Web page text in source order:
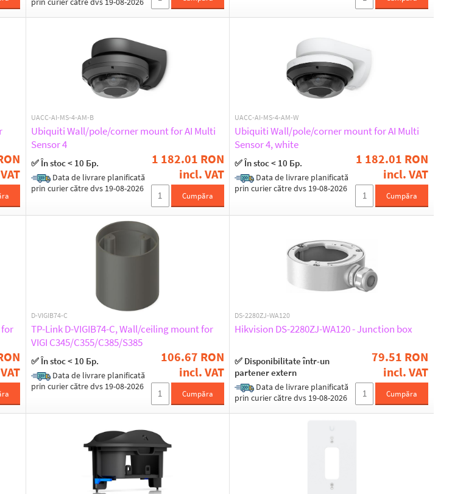
UACC-AI-MS-4-AM-B
Ubiquiti Wall/pole/corner mount for AI Multi
Sensor 4
✅ În stoc < 10 Бр.
Data de livrare planificată
prin curier către dvs 19-08-2026
1 182.01 RON
incl. VAT
Cumpăra
UACC-AI-MS-4-AM-W
Ubiquiti Wall/pole/corner mount for AI Multi
Sensor 4, white
✅ În stoc < 10 Бр.
Data de livrare planificată
prin curier către dvs 19-08-2026
1 182.01 RON
incl. VAT
Cumpăra
for
D-VIGIB74-C
TP-Link D-VIGIB74-C, Wall/ceiling mount for
VIGI C345/C355/C385/S385
✅ În stoc < 10 Бр.
Data de livrare planificată
prin curier către dvs 19-08-2026
106.67 RON
incl. VAT
Cumpăra
DS-2280ZJ-WA120
Hikvision DS-2280ZJ-WA120 - Junction box
✅ Disponibilitate într-un
partener extern
Data de livrare planificată
prin curier către dvs 19-08-2026
79.51 RON
incl. VAT
Cumpăra